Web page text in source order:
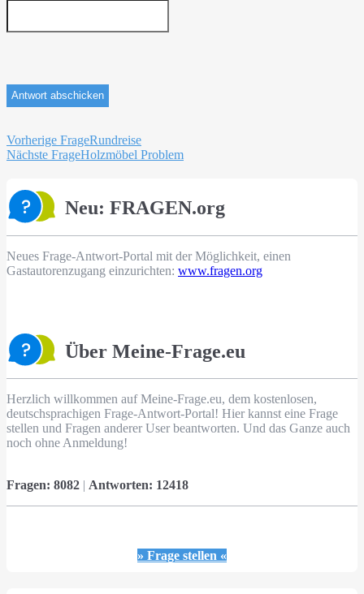
Beitragsnavigation
Vorherige FrageRundreise
Nächste FrageHolzmöbel Problem
Neu: FRAGEN.org
Neues Frage-Antwort-Portal mit der Möglichkeit, einen
Gastautorenzugang einzurichten: www.fragen.org
Über Meine-Frage.eu
Herzlich willkommen auf Meine-Frage.eu, dem kostenlosen,
deutschsprachigen Frage-Antwort-Portal! Hier kannst eine Frage
stellen und Fragen anderer User beantworten. Und das Ganze auch
noch ohne Anmeldung!
Fragen: 8082 | Antworten: 12418
» Frage stellen «